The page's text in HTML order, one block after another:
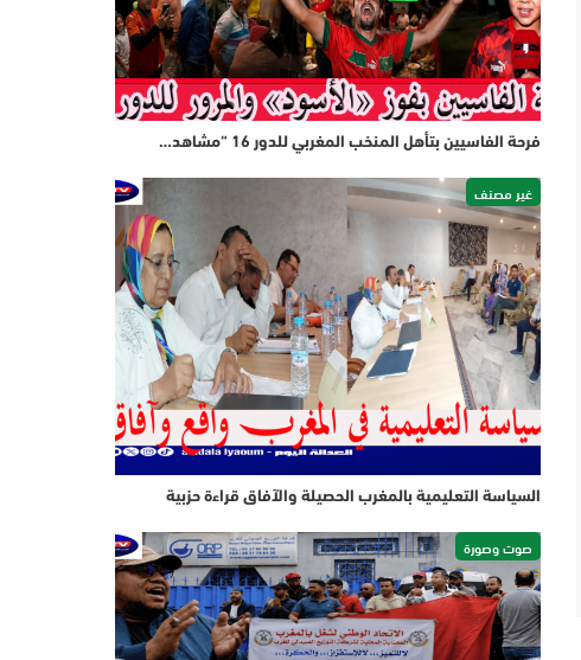
فرحة الفاسيين بتأهل المنخب المغربي للدور 16 “مشاهد…
غير مصنف
السياسة التعليمية بالمغرب الحصيلة والآفاق قراءة حزبية
صوت وصورة